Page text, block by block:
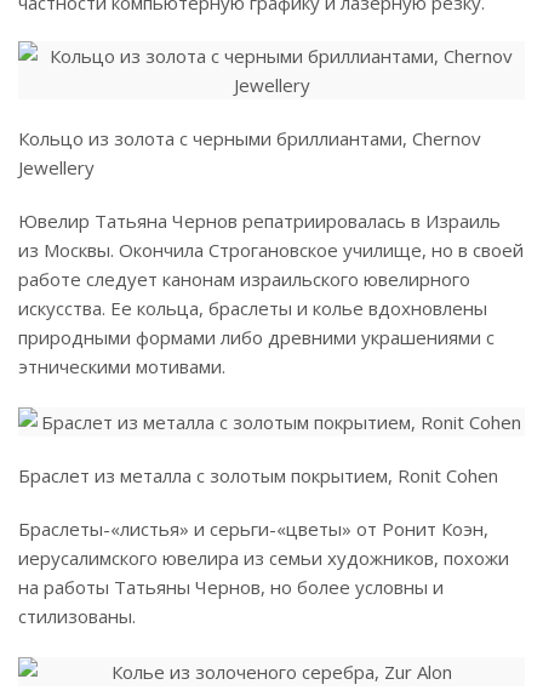
Кольцо из золота с черными бриллиантами, Сhernov
Jewellery
Ювелир Татьяна Чернов репатриировалась в Израиль
из Москвы. Окончила Строгановское училище, но в своей
работе следует канонам израильского ювелирного
искусства. Ее кольца, браслеты и колье вдохновлены
природными формами либо древними украшениями с
этническими мотивами.
Браслет из металла с золотым покрытием, Ronit Cohen
Браслеты-«листья» и серьги-«цветы» от Ронит Коэн,
иерусалимского ювелира из семьи художников, похожи
на работы Татьяны Чернов, но более условны и
стилизованы.